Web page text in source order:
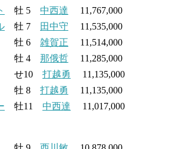
牡 5 中西達 11,767,000
牡 7 田中守 11,535,000
6 雑賀正 11,514,000
4 那俄哲 11,285,000
せ10 打越勇
11,135,000
牡 8 打越勇
11,135,000
牡11 中西達 11,017,000